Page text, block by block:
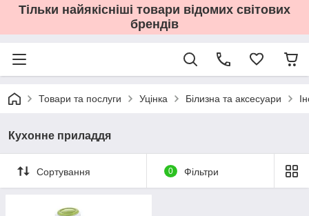
Тільки найякісніші товари відомих світових
брендів
Товари та послуги Уцінка Білизна та аксесуари
Кухонне приладдя
Сортування 0 Фільтри